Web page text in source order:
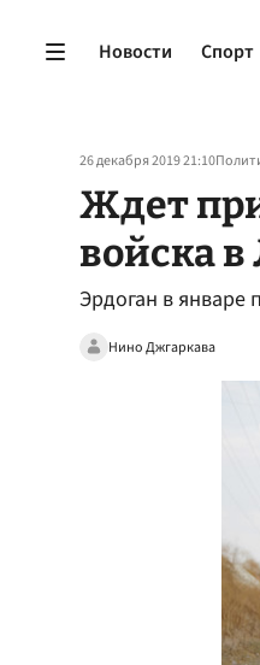
Новости Спорт
26 декабря 2019 21:10
Ждет
войска
Эрдоган в январе
Нино Джгаркава